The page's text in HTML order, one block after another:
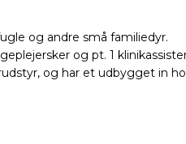
og andre små familiedyr.
og pt. 1
og har et udbygget in